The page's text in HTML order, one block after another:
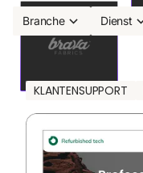
Branche Dienst
KLANTENSUPPORT